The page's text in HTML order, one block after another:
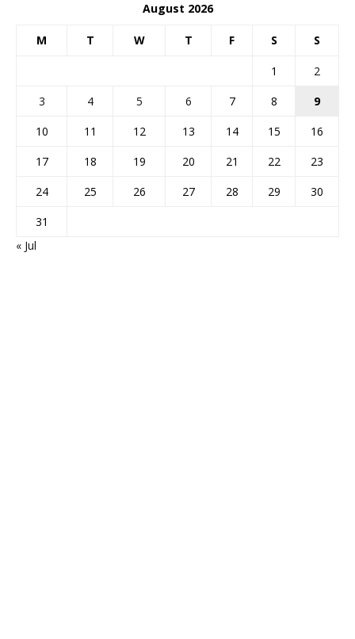
August 2026
M T W T F S S
1
2
3
4 5 6 7 8
9
10
11 12 13 14 15
16
17
18 19 20 21 22
23
24
25 26 27 28 29
30
31
« Jul